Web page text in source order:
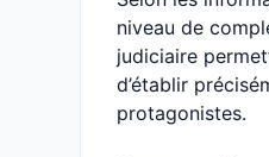
niveau de
judiciaire
d’établir
protagonistes.